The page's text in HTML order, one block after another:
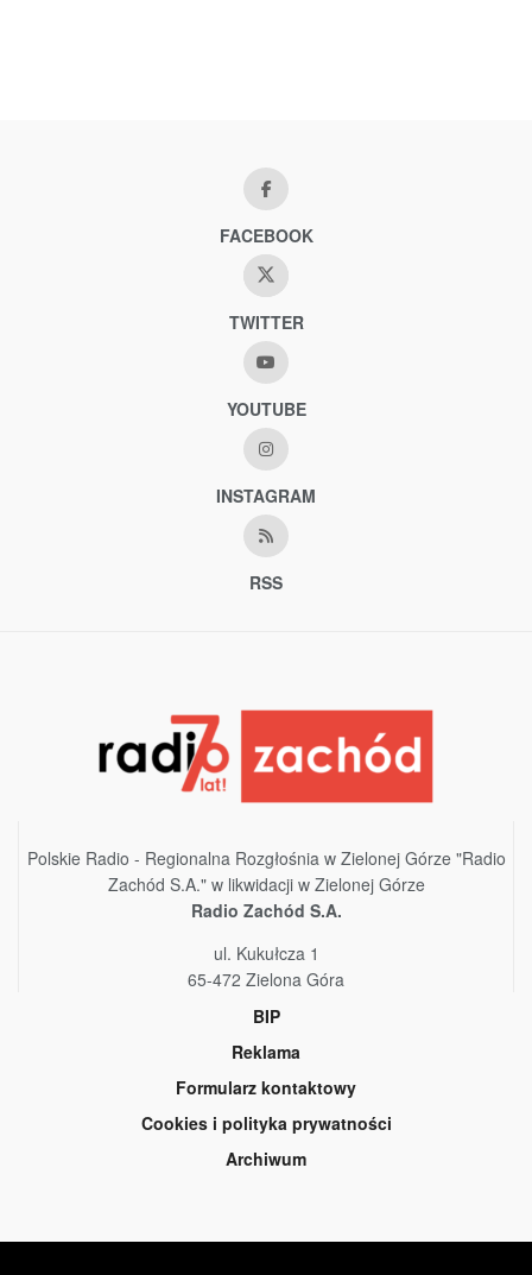
FACEBOOK
TWITTER
YOUTUBE
INSTAGRAM
RSS
Polskie Radio - Regionalna Rozgłośnia w Zielonej Górze "Radio
Zachód S.A." w likwidacji w Zielonej Górze
Radio Zachód S.A.
ul. Kukułcza 1
65-472 Zielona Góra
BIP
Reklama
Formularz kontaktowy
Cookies i polityka prywatności
Archiwum